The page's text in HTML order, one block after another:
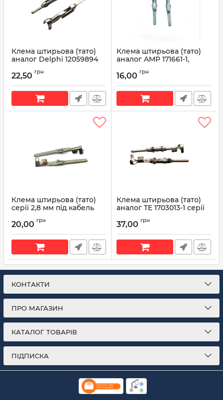
Клема штирьова (тато)
аналог Delphi 12059894
кабель 0,5-1мм
Артикул: 12059894
22,50 грн
Клема штирьова (тато)
аналог AMP 171661-1,
Артикул:
16,00 грн
Клема штирьова (тато)
серії 2,8 мм під кабель
Артикул: TL28
20,00 грн
Клема штирьова (тато)
аналог TE 1703013-1 серії
1.5 mm System під кабель
0,5-1мм
Артикул: 1703013-1
37,00 грн
КОНТАКТИ
ПРО МАГАЗИН
КАТАЛОГ ТОВАРІВ
ПІДПИСКА